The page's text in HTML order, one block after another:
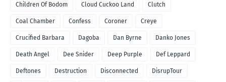
Children Of Bodom Cloud Cuckoo Land Clutch
Coal Chamber Confess Coroner Creye
Crucified Barbara Dagoba Dan Byrne Danko Jones
Death Angel Dee Snider Deep Purple Def Leppard
Deftones Destruction Disconnected DisrupTour